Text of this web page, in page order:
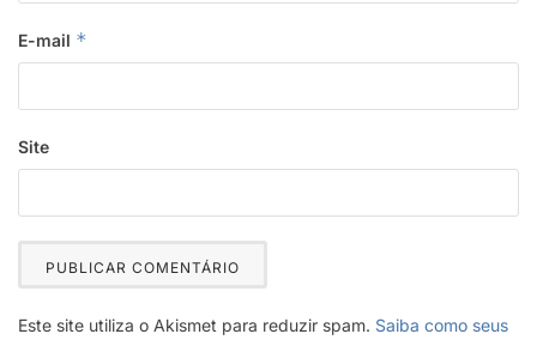
E-mail *
Site
Este site utiliza o Akismet para reduzir spam. Saiba como seus